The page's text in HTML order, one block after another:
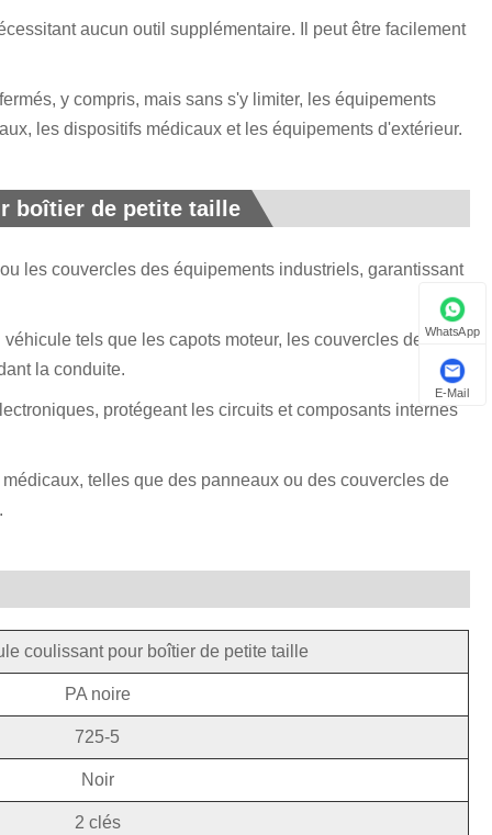
aucun outil supplémentaire. Il peut être facilement
y compris, mais sans s'y limiter, les équipements
les dispositifs médicaux et les équipements d'extérieur.
boîtier de petite taille
les couvercles des équipements industriels, garantissant
tels que les capots moteur, les couvercles de
la conduite.
protégeant les circuits et composants internes
telles que des panneaux ou des couvercles de
coulissant pour boîtier de petite taille
PA noire
725-5
Noir
2 clés
WhatsApp
E-Mail